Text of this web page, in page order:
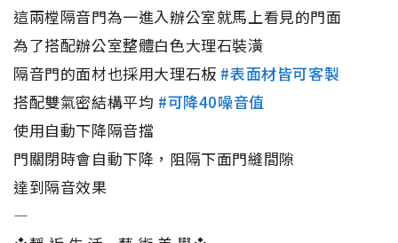
這兩樘隔音門為一進入辦公室就馬上看見的門面
為了搭配辦公室整體白色大理石裝潢
隔音門的面材也採用大理石板 #表面材皆可客製
搭配雙氣密結構平均 #可降40噪音值
使用自動下降隔音擋
門關閉時會自動下降，阻隔下面門縫間隙
達到隔音效果
—